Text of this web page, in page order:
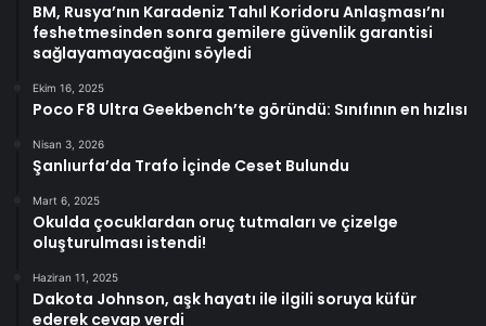
BM, Rusya’nın Karadeniz Tahıl Koridoru Anlaşması’nı
feshetmesinden sonra gemilere güvenlik garantisi
sağlayamayacağını söyledi
Ekim 16, 2025
Poco F8 Ultra Geekbench’te göründü: Sınıfının en hızlısı
Nisan 3, 2026
Şanlıurfa’da Trafo İçinde Ceset Bulundu
Mart 6, 2025
Okulda çocuklardan oruç tutmaları ve çizelge
oluşturulması istendi!
Haziran 11, 2025
Dakota Johnson, aşk hayatı ile ilgili soruya küfür
ederek cevap verdi